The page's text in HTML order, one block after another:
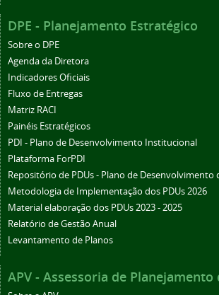
DPE - Planejamento Estratégico
Sobre o DPE
Agenda da Diretora
Indicadores Oficiais
Fluxo de Entregas
Matriz RACI
Painéis Estratégicos
PDI - Plano de Desenvolvimento Institucional
Plataforma ForPDI
Repositório de PDUs - Plano de Desenvolvimento
Metodologia de Implementação dos PDUs 2026
Material elaboração dos PDUs 2023 - 2025
Relatório de Gestão Anual
Levantamento de Planos
APV - Assessoria de Planejamento